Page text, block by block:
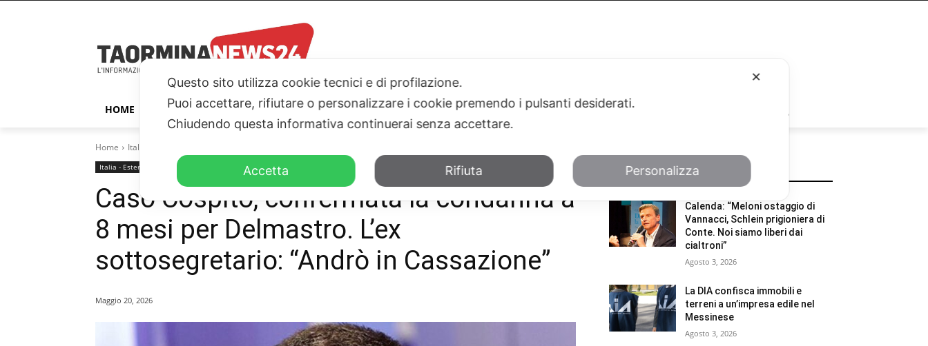
HOME TAORMINA ITALIA – ESTERI PARLAMENTO SICILIA SALUTE SPORT TN24TV
Home Italia - Esteri
Italia - Esteri
Caso Cospito, confermata la condanna a
8 mesi per Delmastro. L’ex
sottosegretario: “Andrò in Cassazione”
Maggio 20, 2026
POTREBBE INTERESSARTI
Calenda: “Meloni ostaggio di
Vannacci, Schlein prigioniera di
Conte. Noi siamo liberi dai
cialtroni”
Agosto 3, 2026
La DIA confisca immobili e
terreni a un’impresa edile nel
Messinese
Agosto 3, 2026
✕
Questo sito utilizza cookie tecnici e di profilazione.
Puoi accettare, rifiutare o personalizzare i cookie premendo i pulsanti desiderati.
Chiudendo questa informativa continuerai senza accettare.
Accetta Rifiuta Personalizza